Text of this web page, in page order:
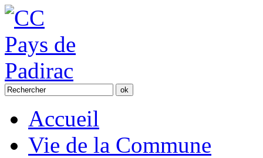
Accueil
Vie de la Commune